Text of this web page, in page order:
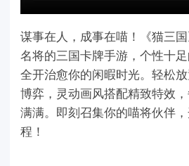
谋事在人，成事在喵！《猫三
名将的三国卡牌手游，个性十
全开治愈你的闲暇时光。轻松
博弈，灵动画风搭配精致特效
满满。即刻召集你的喵将伙伴
程！